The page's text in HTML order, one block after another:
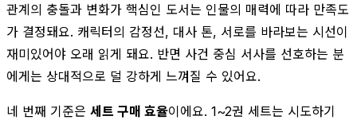
관계의 충돌과 변화가 핵심인 도서는 인물의 매력에 따라 만족도
가 결정돼요. 캐릭터의 감정선, 대사 톤, 서로를 바라보는 시선이
재미있어야 오래 읽게 돼요. 반면 사건 중심 서사를 선호하는 분
에게는 상대적으로 덜 강하게 느껴질 수 있어요.
네 번째 기준은 세트 구매 효율이에요. 1~2권 세트는 시도하기